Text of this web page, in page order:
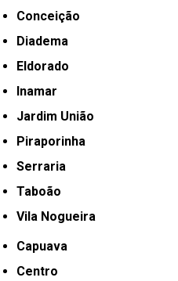
Conceição
Diadema
Eldorado
Inamar
Jardim União
Piraporinha
Serraria
Taboão
Vila Nogueira
Capuava
Centro